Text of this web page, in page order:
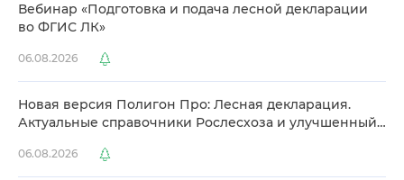
ебинар «Подготовка и подача лесной декларации
о ФГИС ЛК»
06.08.2026
Новая версия Полигон Про: Лесная декларация.
Актуальные справочники Рослесхоза и улучшенный
06.08.2026